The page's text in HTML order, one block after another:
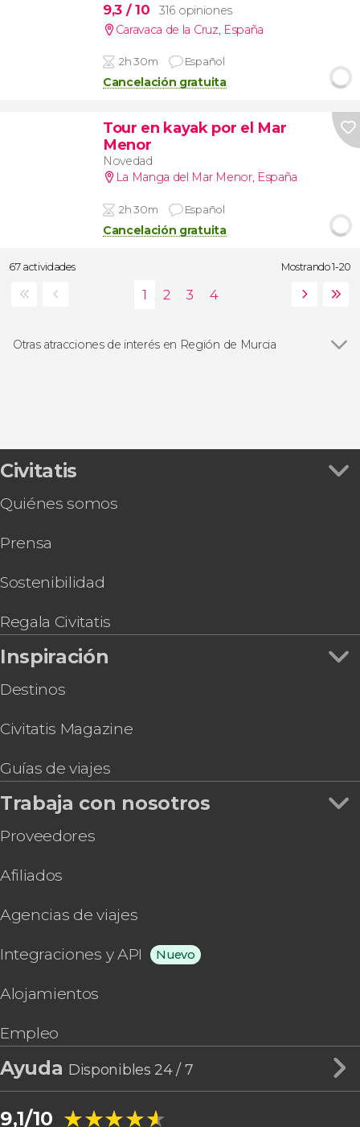
9,3 / 10
316 opiniones
Caravaca de la Cruz España
2h 30m Español
Cancelación gratuita
Tour en kayak por el Mar
Menor
Novedad
La Manga del Mar Menor, España
2h 30m Español
Cancelación gratuita
67 actividades Mostrando 1-20
Otras atracciones de interés en Región de Murcia
Civitatis
Quiénes somos
Prensa
Sostenibilidad
Regala Civitatis
Inspiración
Destinos
Civitatis Magazine
Guías de viajes
Trabaja con nosotros
Proveedores
Afiliados
Agencias de viajes
Integraciones y API Nuevo
Alojamientos
Empleo
Ayuda Disponibles 24 / 7
9,1/10 ★★★★★
★★★★★